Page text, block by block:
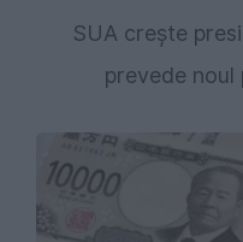
SUA crește
prevede noul